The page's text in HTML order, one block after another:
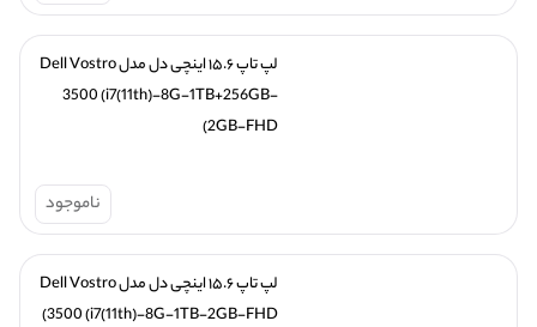
3500 (i7(11th)-8G-1TB+256GB-
2GB-FHD)
ناموجود
3500 (i7(11th)-8G-1TB-2GB-FHD)